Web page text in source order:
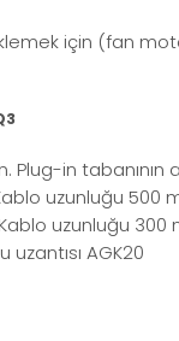
için (fan
Plug-in tabanının
uzunluğu 500
uzunluğu 300
uzantısı AGK20